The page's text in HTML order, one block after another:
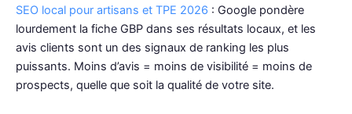
SEO local pour artisans et TPE 2026 : Google pondère
lourdement la fiche GBP dans ses résultats locaux, et les
avis clients sont un des signaux de ranking les plus
puissants. Moins d’avis = moins de visibilité = moins de
prospects, quelle que soit la qualité de votre site.